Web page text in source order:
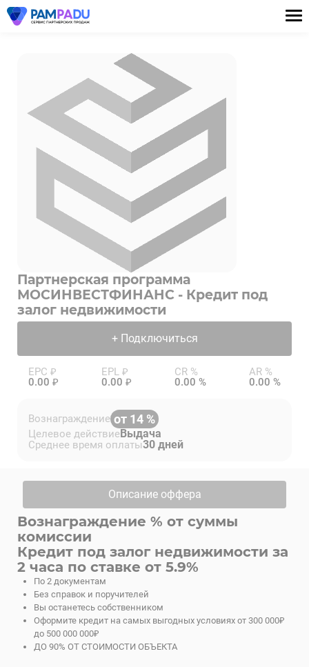
Партнерская программа
МОСИНВЕСТФИНАНС - Кредит под
залог недвижимости
+ Подключиться
EPC ₽
0.00 ₽
EPL ₽
0.00 ₽
CR %
0.00 %
AR %
0.00 %
Вознаграждение от 14 %
Целевое действие Выдача
Среднее время оплаты30 дней
Описание оффера
Вознаграждение % от суммы
комиссии
Кредит под залог недвижимости за
2 часа по ставке от 5.9%
По 2 документам
Без справок и поручителей
Вы останетесь собственником
Оформите кредит на самых выгодных условиях от 300 000₽
до 500 000 000₽
ДО 90% ОТ СТОИМОСТИ ОБЪЕКТА